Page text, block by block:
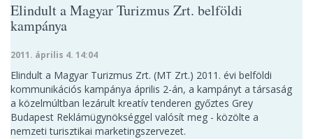
Elindult a Magyar Turizmus Zrt. belföldi
kampánya
2011. április 4. 14:04
Elindult a Magyar Turizmus Zrt. (MT Zrt.) 2011. évi belföldi
kommunikációs kampánya április 2-án, a kampányt a társaság
a közelmúltban lezárult kreatív tenderen győztes Grey
Budapest Reklámügynökséggel valósít meg - közölte a
nemzeti turisztikai marketingszervezet.